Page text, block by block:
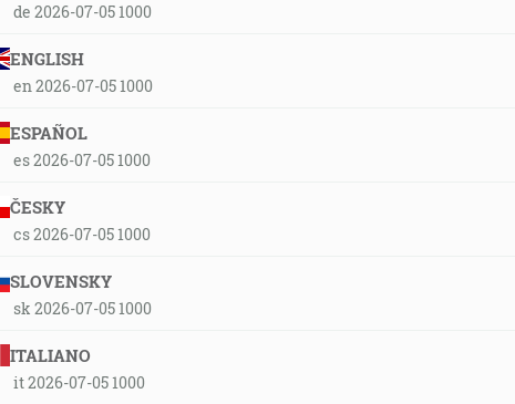
de 2026-07-05 1000
ENGLISH
en 2026-07-05 1000
ESPAÑOL
es 2026-07-05 1000
ČESKY
cs 2026-07-05 1000
SLOVENSKY
sk 2026-07-05 1000
ITALIANO
it 2026-07-05 1000